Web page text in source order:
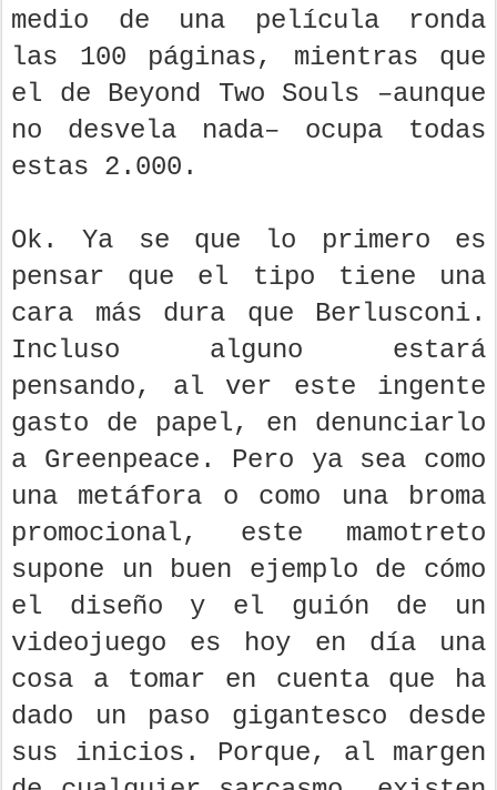
medio de una película ronda
las 100 páginas, mientras que
el de Beyond Two Souls –aunque
no desvela nada– ocupa todas
estas 2.000.
Ok. Ya se que lo primero es
pensar que el tipo tiene una
cara más dura que Berlusconi.
Incluso alguno estará
pensando, al ver este ingente
gasto de papel, en denunciarlo
a Greenpeace. Pero ya sea como
una metáfora o como una broma
promocional, este mamotreto
supone un buen ejemplo de cómo
el diseño y el guión de un
videojuego es hoy en día una
cosa a tomar en cuenta que ha
dado un paso gigantesco desde
sus inicios. Porque, al margen